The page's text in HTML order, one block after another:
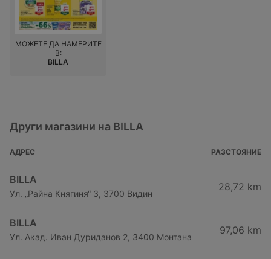
МОЖЕТЕ ДА НАМЕРИТЕ
В:
BILLA
Други магазини на BILLA
АДРЕС РАЗСТОЯНИЕ
BILLA
Ул. „Райна Княгиня“ 3, 3700 Видин
28,72 km
BILLA
Ул. Акад. Иван Дуриданов 2, 3400 Монтана
97,06 km